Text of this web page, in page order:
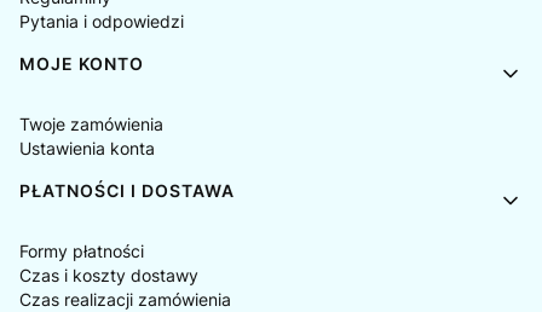
Pytania i odpowiedzi
MOJE KONTO
Twoje zamówienia
Ustawienia konta
PŁATNOŚCI I DOSTAWA
Formy płatności
Czas i koszty dostawy
Czas realizacji zamówienia